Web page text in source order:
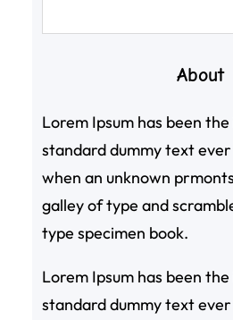
About
Lorem Ipsum has been
standard dummy text
when an unknown
galley of type and
type specimen book.
Lorem Ipsum has been
standard dummy text